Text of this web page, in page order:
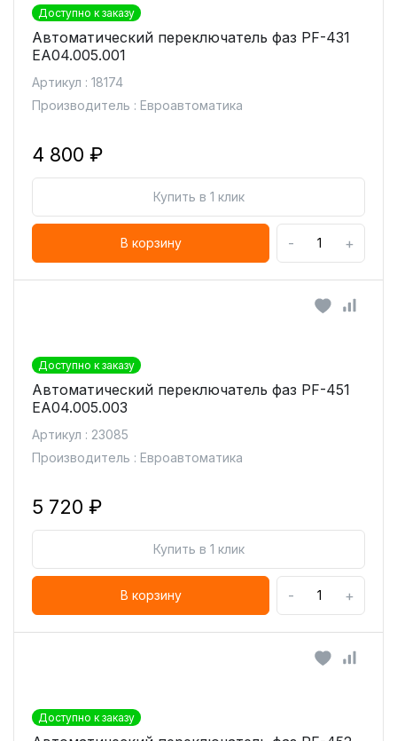
Доступно к заказу
Автоматический переключатель фаз PF-431
ЕА04.005.001
Артикул : 18174
Производитель : Евроавтоматика
4 800 ₽
Купить в 1 клик
В корзину - +
Доступно к заказу
Автоматический переключатель фаз PF-451
ЕА04.005.003
Артикул : 23085
Производитель : Евроавтоматика
5 720 ₽
Купить в 1 клик
В корзину - +
Доступно к заказу